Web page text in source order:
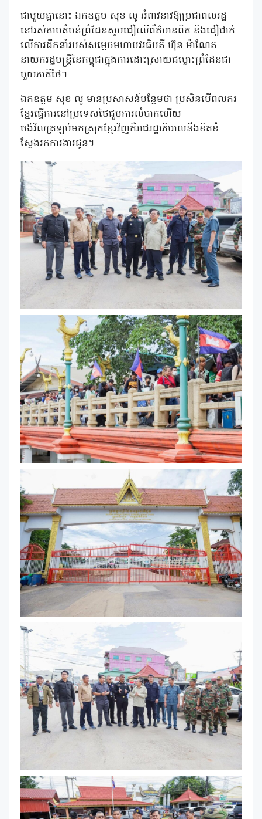
ជាមួយគ្នានោះ ឯកឧត្តម សុខ លូ អំពាវនាវឱ្យប្រជាពលរដ្ឋ
នៅរស់តាមតំបន់ព្រំដែនសូមជឿលើព័ត៌មានពិត និងជឿជាក់
លើការដឹកនាំរបស់សម្ដេចមហាបវរធិបតី ហ៊ុន ម៉ាណែត
នាយករដ្ឋមន្រ្តីនៃកម្ពុជាក្នុងការដោះស្រាយជម្លោះព្រំដែនជា
មួយភាគីថៃ។
ឯកឧត្តម សុខ លូ មានប្រសាសន៍បន្ថែមថា ប្រសិនបើពលករ
ខ្មែរធ្វើការនៅប្រទេសថៃជួបការលំបាកហើយ
ចង់វិលត្រឡប់មកស្រុកខ្មែរវិញគឺរាជរដ្ឋាភិបាលនឹងខិតខំ
ស្វែងរកការងារជូន។